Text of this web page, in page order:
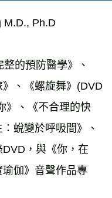
M.D., Ph.D
的預防醫學》、
》、《螺旋舞》(DVD
》、《不合理的快
蛻變於呼吸間》、
DVD，與《你，在
伽》音聲作品專